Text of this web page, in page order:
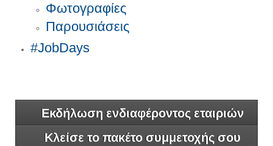
Φωτογραφίες
Παρουσιάσεις
#JobDays
Εκδήλωση ενδιαφέροντος εταιριών
Κλείσε το πακέτο συμμετοχής σου